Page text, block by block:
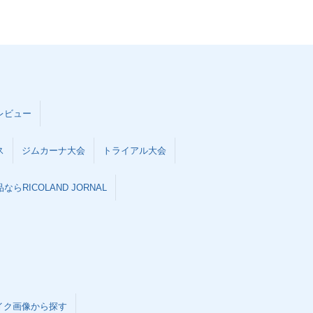
ビュー
ジムカーナ大会 トライアル大会
ならRICOLAND JORNAL
ク画像から探す